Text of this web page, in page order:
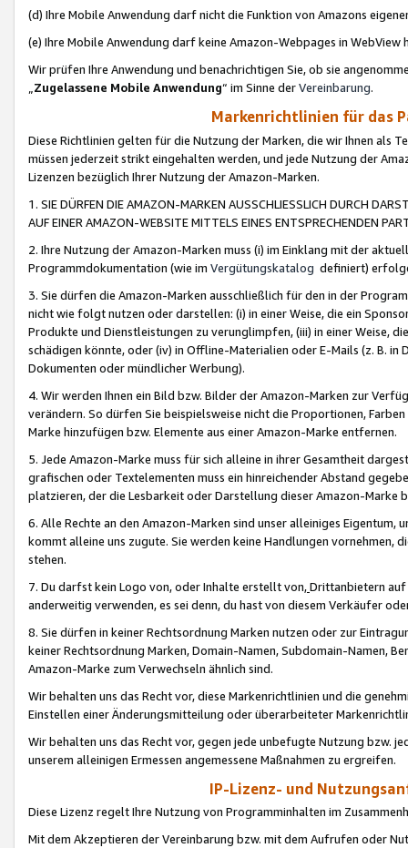
(d) Ihre Mobile Anwendung darf nicht die Funktion von Amazons
(e) Ihre Mobile Anwendung darf keine Amazon-Webpages in WebView
Wir prüfen Ihre Anwendung und benachrichtigen Sie, ob sie
„Zugelassene Mobile Anwendung“ im Sinne derVereinbarung.
Markenrichtlinien für das
Diese Richtlinien gelten für die Nutzung der Marken, die wir Ihnen als
müssen jederzeit strikt eingehalten werden, und jede Nutzung der
Lizenzen bezüglich Ihrer Nutzung der Amazon-Marken.
1. SIE DÜRFEN DIE AMAZON-MARKEN AUSSCHLIESSLICH DURCH
AUF EINER AMAZON-WEBSITE MITTELS EINES ENTSPRECHENDEN
2. Ihre Nutzung der Amazon-Marken muss (i) im Einklang mit der
Programmdokumentation (wie im Vergütungskatalog definiert)
3. Sie dürfen die Amazon-Marken ausschließlich für den in der
nicht wie folgt nutzen oder darstellen: (i) in einer Weise, die ein
Produkte und Dienstleistungen zu verunglimpfen, (iii) in einer Weise,
schädigen könnte, oder (iv) in Offline-Materialien oder E-Mails (z. B. in
Dokumenten oder mündlicher Werbung).
4. Wir werden Ihnen ein Bild bzw. Bilder der Amazon-Marken zur
verändern. So dürfen Sie beispielsweise nicht die Proportionen,
Marke hinzufügen bzw. Elemente aus einer Amazon-Marke entfernen.
5. Jede Amazon-Marke muss für sich alleine in ihrer Gesamtheit
grafischen oder Textelementen muss ein hinreichender Abstand
platzieren, der die Lesbarkeit oder Darstellung dieser Amazon-Marke
6. Alle Rechte an den Amazon-Marken sind unser alleiniges
kommt alleine uns zugute. Sie werden keine Handlungen vornehmen,
stehen.
7. Du darfst kein Logo von, oder Inhalte erstellt von,Drittanbietern auf
anderweitig verwenden, es sei denn, du hast von diesem Verkäufer
8. Sie dürfen in keiner Rechtsordnung Marken nutzen oder zur
keiner Rechtsordnung Marken, Domain-Namen, Subdomain-Namen,
Amazon-Marke zum Verwechseln ähnlich sind.
Wir behalten uns das Recht vor, diese Markenrichtlinien und die
Einstellen einer Änderungsmitteilung oder überarbeiteter
Wir behalten uns das Recht vor, gegen jede unbefugte Nutzung bzw.
unserem alleinigen Ermessen angemessene Maßnahmen zu ergreifen.
IP-Lizenz- und
Diese Lizenz regelt Ihre Nutzung von Programminhalten im
Mit dem Akzeptieren der Vereinbarung bzw. mit dem Aufrufen oder